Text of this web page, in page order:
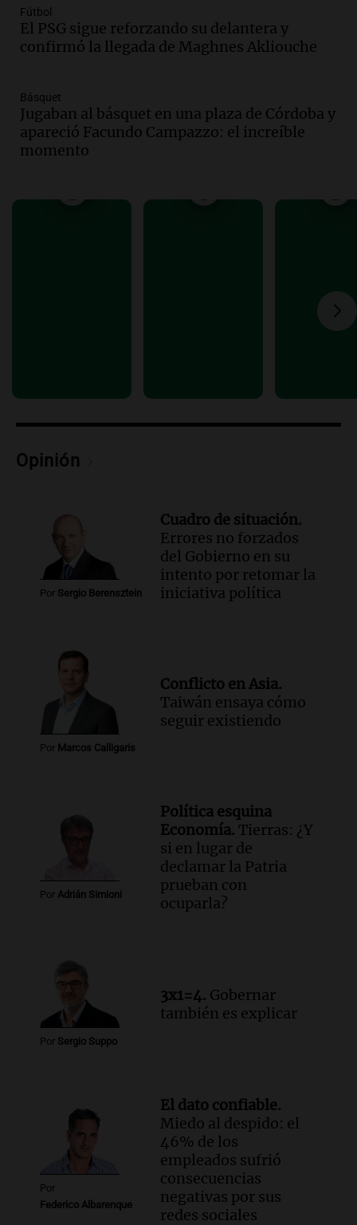
Audio.
fitosanitarios y su impacto en la
sustentabilidad agrícola en Argentina
Audio. La siembra de trigo y cebada
finaliza con buenas reservas de
humedad en todo el país
Panorama Federal
Audio.Movilizaciones en Córdoba:
Coros Infantos Juveniles en Córdoba en
Cierre de actividades corales en
recolección de alimentos
Episodios
Fútbol
El PSG sigue reforzando su delantera y
confirmó la llegada de Maghnes Akliouche
Básquet
Jugaban al básquet en una plaza de Córdoba y
apareció Facundo Campazzo: el increíble
momento
Opinión
Por Sergio Berensztein
Cuadro de situación.
Errores no forzados
del Gobierno en su
intento por retomar la
iniciativa política
Por Marcos Calligaris
Conflicto en Asia.
Taiwán ensaya cómo
seguir existiendo
Por Adrián Simioni
Política esquina
Economía. Tierras: ¿Y
si en lugar de
declamar la Patria
prueban con
ocuparla?
Por Sergio Suppo
3x1=4. Gobernar
también es explicar
Por
Federico Albarenque
El dato confiable.
Miedo al despido: el
46% de los
empleados sufrió
consecuencias
negativas por sus
redes sociales